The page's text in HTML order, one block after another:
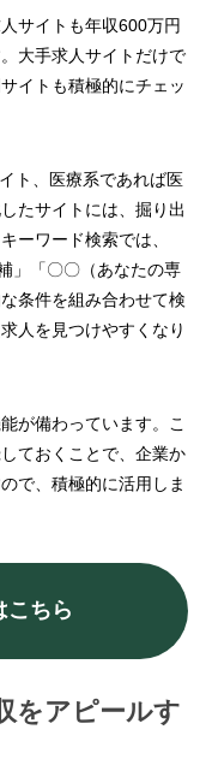
サイトも年収600万円
大手求人サイトだけで
イトも積極的にチェッ
ト、医療系であれば医
たサイトには、掘り出
ーワード検索では、
」「〇〇（あなたの専
条件を組み合わせて検
人を見つけやすくなり
が備わっています。こ
ておくことで、企業か
で、積極的に活用しま
こちら
をアピールす